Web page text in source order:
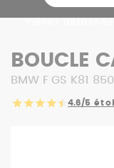
BOUCLE
BMW F GS K81
4.6/5